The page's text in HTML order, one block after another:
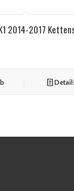
2014-2017